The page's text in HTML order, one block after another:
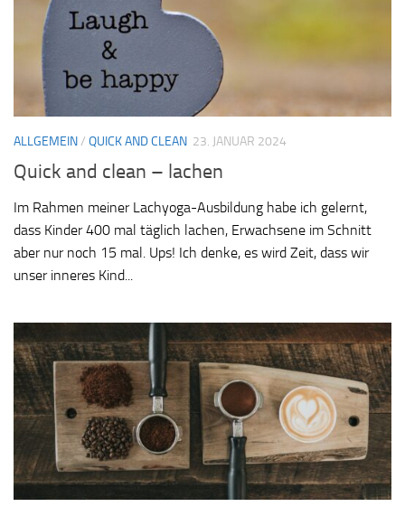
ALLGEMEIN/ QUICK AND CLEAN 23. JANUAR 2024
Quick and clean – lachen
Im Rahmen meiner Lachyoga-Ausbildung habe ich gelernt,
dass Kinder 400 mal täglich lachen, Erwachsene im Schnitt
aber nur noch 15 mal. Ups! Ich denke, es wird Zeit, dass wir
unser inneres Kind...